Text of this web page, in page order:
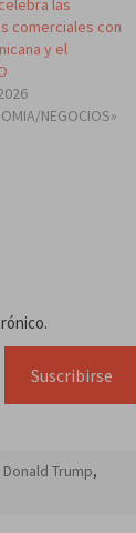
comerciales con
y el
NEGOCIOS»
Suscribirse
Donald Trump,